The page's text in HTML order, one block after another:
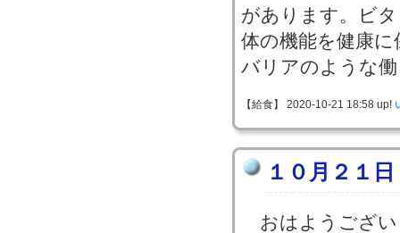
があります。ビ
体の機能を健康
バリアのような
【給食】 2020-10-21 18:58 up!
１０月２１
おはようござい